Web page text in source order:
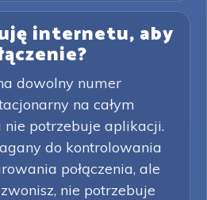
internetu, aby
dowolny numer
na całym
nie potrzebuje aplikacji.
do kontrolowania
połączenia, ale
nie potrzebuje